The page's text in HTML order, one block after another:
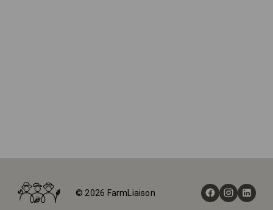
Eventos
Xixón Folk 2025
© 2026 FarmLiaison